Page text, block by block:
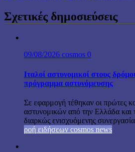
Σχετικές δημοσιεύσεις
09/08/2026 cosmos 0
Ιταλοί αστυνομικοί στους
πρόγραμμα αστυνόμευσης
Σε εφαρμογή τέθηκαν οι πρώτες
αστυνομικών από την Ελλάδα και
διαρκώς ενισχυόμενης
ροή ειδήσεων cosmos news